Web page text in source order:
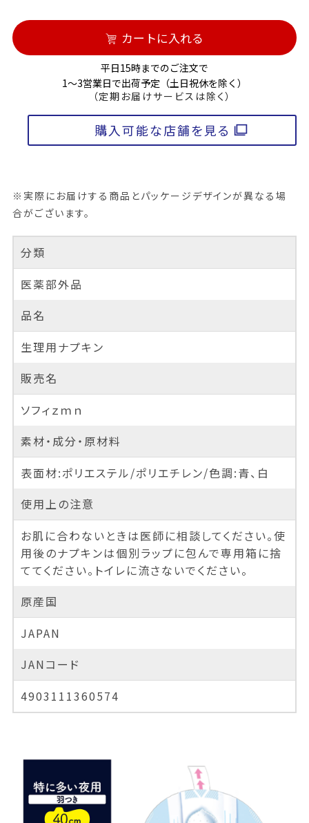
カートに入れる
平日15時までのご注文で
1～3営業日で出荷予定（土日祝休を除く）
（定期お届けサービスは除く）
購入可能な店舗を見る
※実際にお届けする商品とパッケージデザインが異なる場
合がございます。
分類
医薬部外品
品名
生理用ナプキン
販売名
ソフィｚｍｎ
素材・成分・原材料
表面材:ポリエステル/ポリエチレン/色調:青、白
使用上の注意
お肌に合わないときは医師に相談してください。使
用後のナプキンは個別ラップに包んで専用箱に捨
ててください。トイレに流さないでください。
原産国
JAPAN
JANコード
4903111360574